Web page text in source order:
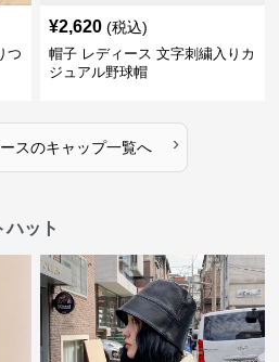
つ
¥2,620 (税込)
帽子 レディース 文字刺繍入りカ
ジュアル野球帽
スのキャップ一覧へ ›
ハット